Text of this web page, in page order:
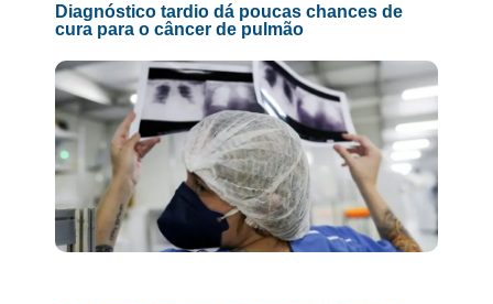
Diagnóstico tardio dá poucas chances de
cura para o câncer de pulmão